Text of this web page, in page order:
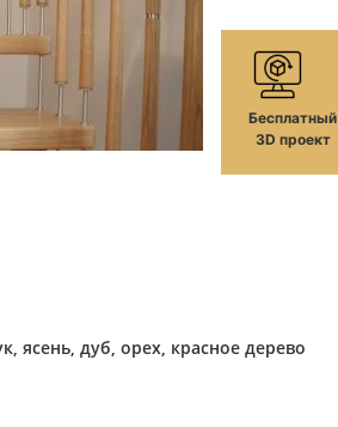
Бесплатный
3D проект
ясень, дуб, орех, красное дерево